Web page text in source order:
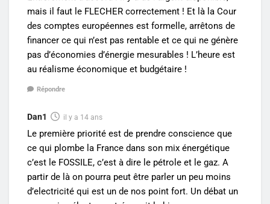
mais il faut le FLECHER correctement ! Et là la Cour
des comptes européennes est formelle, arrêtons de
financer ce qui n’est pas rentable et ce qui ne génère
pas d’économies d’énergie mesurables ! L’heure est
au réalisme économique et budgétaire !
Répondre
Dan1 il y a 14 ans
Le première priorité est de prendre conscience que
ce qui plombe la France dans son mix énergétique
c’est le FOSSILE, c’est à dire le pétrole et le gaz. A
partir de là on pourra peut être parler un peu moins
d’electricité qui est un de nos point fort. Un débat un